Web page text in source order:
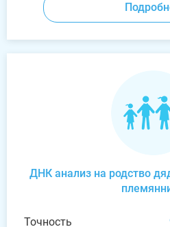
ДНК анализ на родство
Точность